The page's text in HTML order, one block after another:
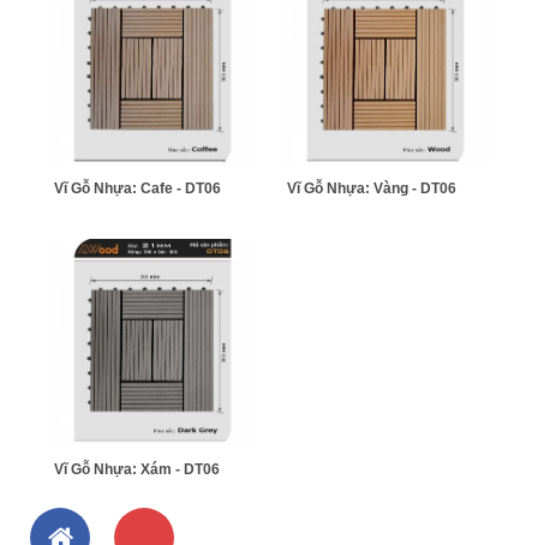
Vĩ Gỗ Nhựa: Cafe - DT06 Vĩ Gỗ Nhựa: Vàng - DT06
Vĩ Gỗ Nhựa: Xám - DT06